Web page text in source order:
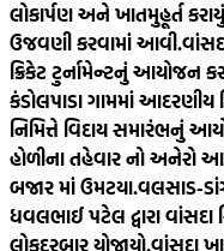
લોકાર્પણ અને ખાતમુહૂર્ત
ઉજવણી કરવામાં આવી.
ક્રિકેટ ટુર્નામેન્ટનું આયોજન
કંડોલપાડા ગામમાં આદરણીય
નિમિત્તે વિદાય સમારંભનું
હોળીના તહેવાર નો અનેરો
બજાર માં ઉમટયા.વલસાડ-
ધવલભાઈ પટેલ દ્વારા વાંસદા
લોકદરબાર યોજાયો.વાંસદા